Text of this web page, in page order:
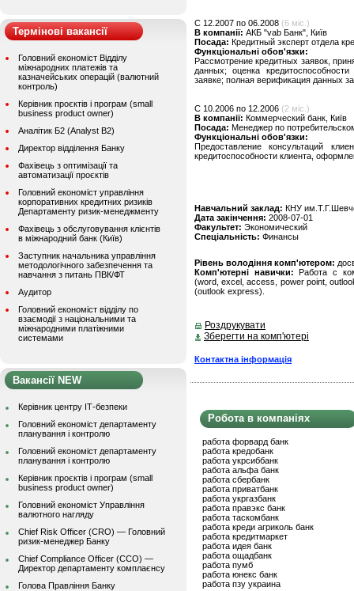
Термінові вакансії
Головний економіст Відділу
міжнародних платежів та
казначейських операцій (валютний
контроль)
Керівник проєктів і програм (small
business product owner)
Аналітик Б2 (Analyst B2)
Директор відділення Банку
Фахівець з оптимізації та
автоматизації проєктів
Головний економіст управління
корпоративних кредитних ризиків
Департаменту ризик-менеджменту
Фахівець з обслуговування клієнтів
в міжнародний банк (Київ)
Заступник начальника управління
методологічного забезпечення та
навчання з питань ПВК/ФТ
Аудитор
Головний економіст відділу по
взаємодії з національними та
міжнародними платіжними
системами
Вакансії NEW
Керівник центру ІТ-безпеки
Головний економіст департаменту
планування і контролю
Головний економіст департаменту
планування і контролю
Керівник проєктів і програм (small
business product owner)
Головний економіст Управління
валютного нагляду
Chief Risk Officer (CRO) — Головний
ризик-менеджер Банку
Chief Compliance Officer (CCO) —
Директор департаменту комплаєнсу
Голова Правління Банку
C 12.2007 по 06.2008 (6 міс.)
В компанії: АКБ "vab Банк", Київ
Посада: Кредитный эксперт отдела
Функціональні обов'язки:
Рассмотрение кредитных заявок,
данных; оценка
заявке; полная верификация данных
C 10.2006 по 12.2006 (2 міс.)
В компанії: Коммерческий банк, Київ
Посада: Менеджер по
Функціональні обов'язки:
Предоставление консультаций
кредитоспособности клиента,
Навчальний заклад: КНУ
Дата закінчення: 2008-07-01
Факультет: Экономический
Спеціальність: Финансы
Рівень володіння комп'ютером:
Комп'ютерні навички: Работа с
(word, excel, access, power point,
(outlook express).
Роздрукувати
Зберегти на комп'ютері
Контактна інформація
Робота в компаніях
работа форвард банк
работа кредобанк
работа укрсиббанк
работа альфа банк
работа сбербанк
работа приватбанк
работа укргазбанк
работа правэкс банк
работа таскомбанк
работа креди агриколь банк
работа кредитмаркет
работа идея банк
работа ощадбанк
работа пумб
работа юнекс банк
работа пзу украина